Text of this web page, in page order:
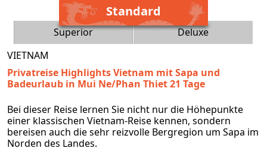
Standard
Superior
Deluxe
VIETNAM
Privatreise Highlights Vietnam mit Sapa und
Badeurlaub in Mui Ne/Phan Thiet 21 Tage
Bei dieser Reise lernen Sie nicht nur die Höhepunkte
einer klassischen Vietnam-Reise kennen, sondern
bereisen auch die sehr reizvolle Bergregion um Sapa im
Norden des Landes.